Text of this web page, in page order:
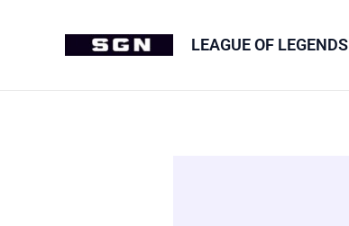
LEAGUE OF LEGENDS